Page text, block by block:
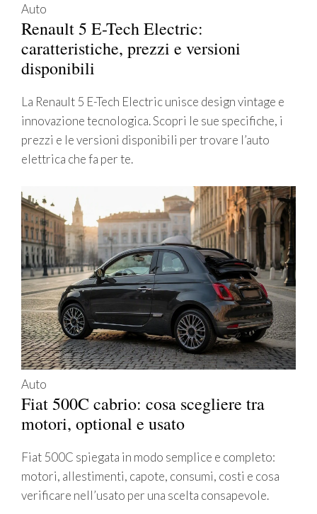
Auto
Renault 5 E-Tech Electric:
caratteristiche, prezzi e versioni
disponibili
La Renault 5 E-Tech Electric unisce design vintage e
innovazione tecnologica. Scopri le sue specifiche, i
prezzi e le versioni disponibili per trovare l’auto
elettrica che fa per te.
Auto
Fiat 500C cabrio: cosa scegliere tra
motori, optional e usato
Fiat 500C spiegata in modo semplice e completo:
motori, allestimenti, capote, consumi, costi e cosa
verificare nell’usato per una scelta consapevole.